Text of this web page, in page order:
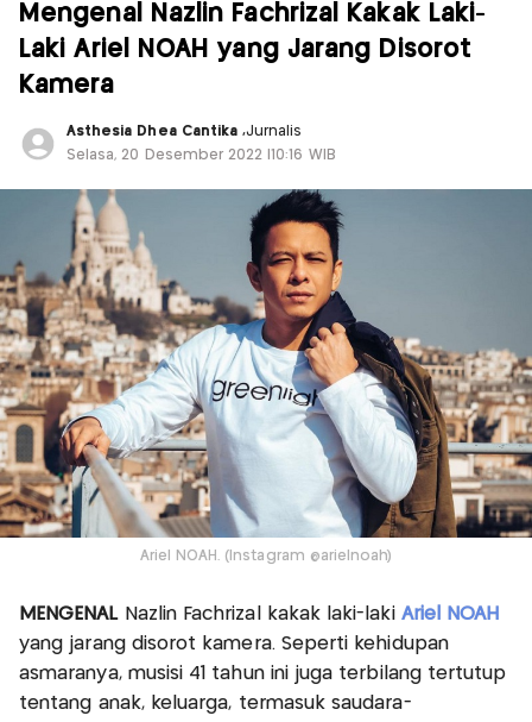
Mengenal Nazlin Fachrizal Kakak Laki-
Laki Ariel NOAH yang Jarang Disorot
Kamera
Asthesia Dhea Cantika,Jurnalis
Selasa, 20 Desember 2022 |10:16 WIB
Ariel NOAH. (Instagram @arielnoah)
MENGENALNazlin Fachrizal kakak laki-laki Ariel NOAH
yang jarang disorot kamera. Seperti kehidupan
asmaranya, musisi 41 tahun ini juga terbilang tertutup
tentang anak, keluarga, termasuk saudara-